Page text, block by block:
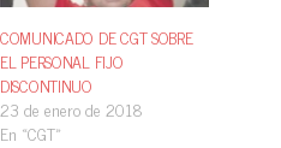
COMUNICADO DE CGT SOBRE
EL PERSONAL FIJO
DISCONTINUO
23 de enero de 2018
En «CGT»